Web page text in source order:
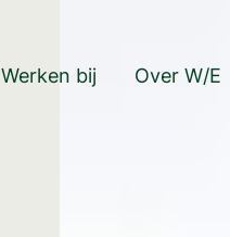
Werken bij Over W/E